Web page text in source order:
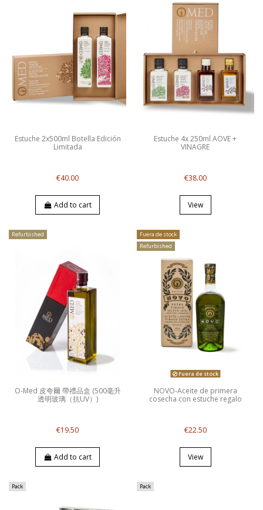
Estuche 2x500ml Botella Edición
Limitada
€40.00
Add to cart
Estuche 4x 250ml AOVE +
VINAGRE
€38.00
View
Refurbished
O-Med 皮夸爾 帶禮品盒 (500毫升
透明玻璃（抗UV）)
€19.50
Add to cart
Fuera de stock
Refurbished
Fuera de stock
NOVO-Aceite de primera
cosecha con estuche regalo
€22.50
View
Pack Pack